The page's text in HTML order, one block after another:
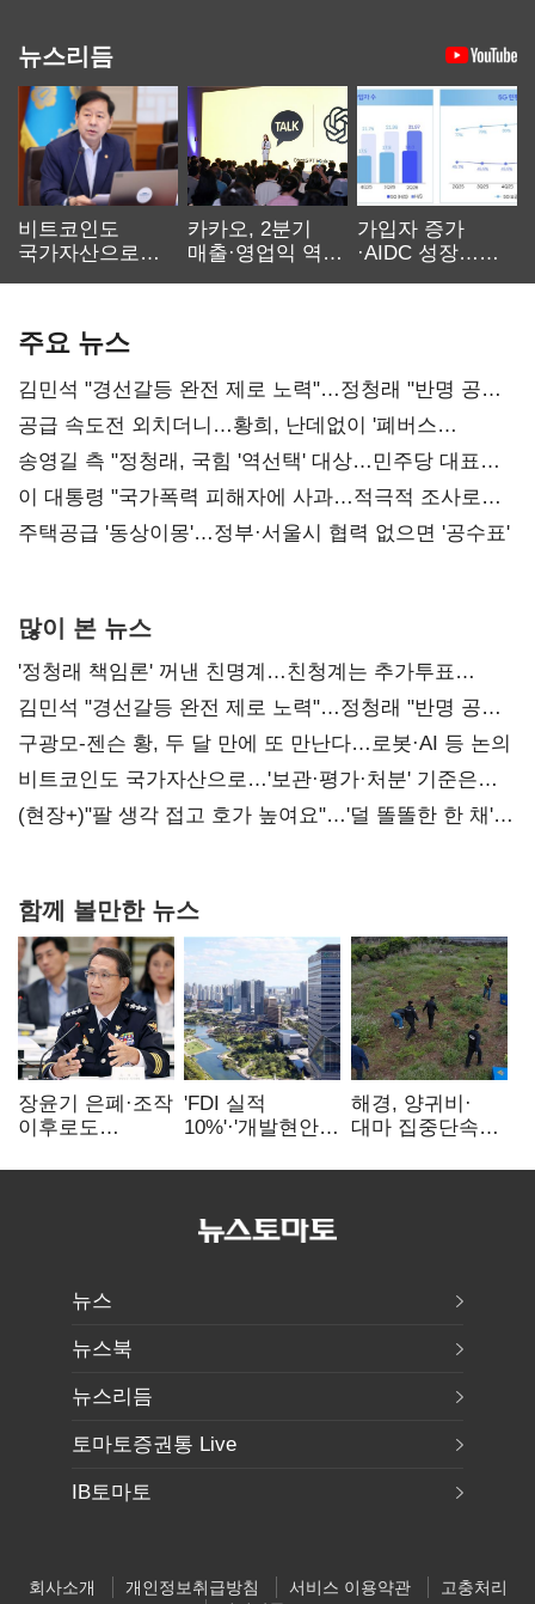
뉴스리듬
비트코인도
국가자산으로…'
카카오, 2분기
매출·영업익 역대
가입자 증가
·AIDC 성장…
주요 뉴스
김민석 "경선갈등 완전 제로 노력"…정청래 "반명 공세
사과부터"
공급 속도전 외치더니…황희, 난데없이 '폐버스
리모델링' 제안
송영길 측 "정청래, 국힘 '역선택' 대상…민주당 대표로
총선 지휘 못해"
이 대통령 "국가폭력 피해자에 사과…적극적 조사로
진실 밝혀야"
주택공급 '동상이몽'…정부·서울시 협력 없으면 '공수표'
많이 본 뉴스
'정청래 책임론' 꺼낸 친명계…친청계는 추가투표
때리기
김민석 "경선갈등 완전 제로 노력"…정청래 "반명 공세
사과부터"
구광모-젠슨 황, 두 달 만에 또 만난다…로봇·AI 등 논의
비트코인도 국가자산으로…'보관·평가·처분' 기준은
숙제
(현장+)"팔 생각 접고 호가 높여요"…'덜 똘똘한 한 채'
함께 볼만한 뉴스
장윤기 은폐·조작
이후로도
내부비위…경찰
'FDI 실적
10%'·'개발현안
인천경제청장
해경, 양귀비·
대마 집중단속…
249명 검거
뉴스
뉴스북
뉴스리듬
토마토증권통 Live
IB토마토
회사소개 개인정보취급방침 서비스 이용약관
고충처리